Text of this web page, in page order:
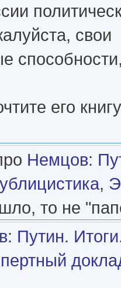
свои
его
Немцов:
,
то не
: Путин.